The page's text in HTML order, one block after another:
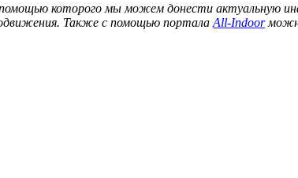
которого мы можем донести актуальную
Также с помощью портала All-Indoor